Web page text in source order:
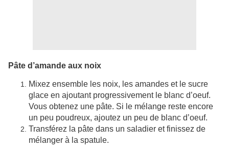
Pâte d’amande aux noix
Mixez ensemble les noix, les amandes et le sucre
glace en ajoutant progressivement le blanc d’oeuf.
Vous obtenez une pâte. Si le mélange reste encore
un peu poudreux, ajoutez un peu de blanc d’oeuf.
Transférez la pâte dans un saladier et finissez de
mélanger à la spatule.